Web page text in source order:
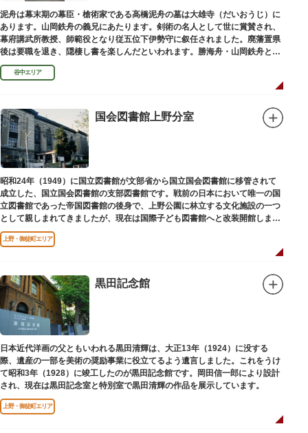
泥舟は幕末期の幕臣・槍術家である高橋泥舟の墓は大雄寺（だいおうじ）に
あります。山岡鉄舟の義兄にあたります。剣術の名人として世に賞賛され、
幕府講武所教授、師範役となり従五位下伊勢守に叙任されました。廃藩置県
後は要職を退き、隠棲し書を楽しんだといわれます。勝海舟・山岡鉄舟と共
に幕末の三舟といわれています。
谷中エリア
国会図書館上野分室
昭和24年（1949）に国立図書館が文部省から国立国会図書館に移管されて
成立した、国立国会図書館の支部図書館です。戦前の日本において唯一の国
立図書館であった帝国図書館の後身で、上野公園に林立する文化施設の一つ
として親しまれてきましたが、現在は国際子ども図書館へと改装開館しまし
た。
上野・御徒町エリア
黒田記念館
日本近代洋画の父ともいわれる黒田清輝は、大正13年（1924）に没する
際、遺産の一部を美術の奨励事業に役立てるよう遺言しました。これをうけ
て昭和3年（1928）に竣工したのが黒田記念館です。岡田信一郎により設計
され、現在は黒田記念室と特別室で黒田清輝の作品を展示しています。
上野・御徒町エリア